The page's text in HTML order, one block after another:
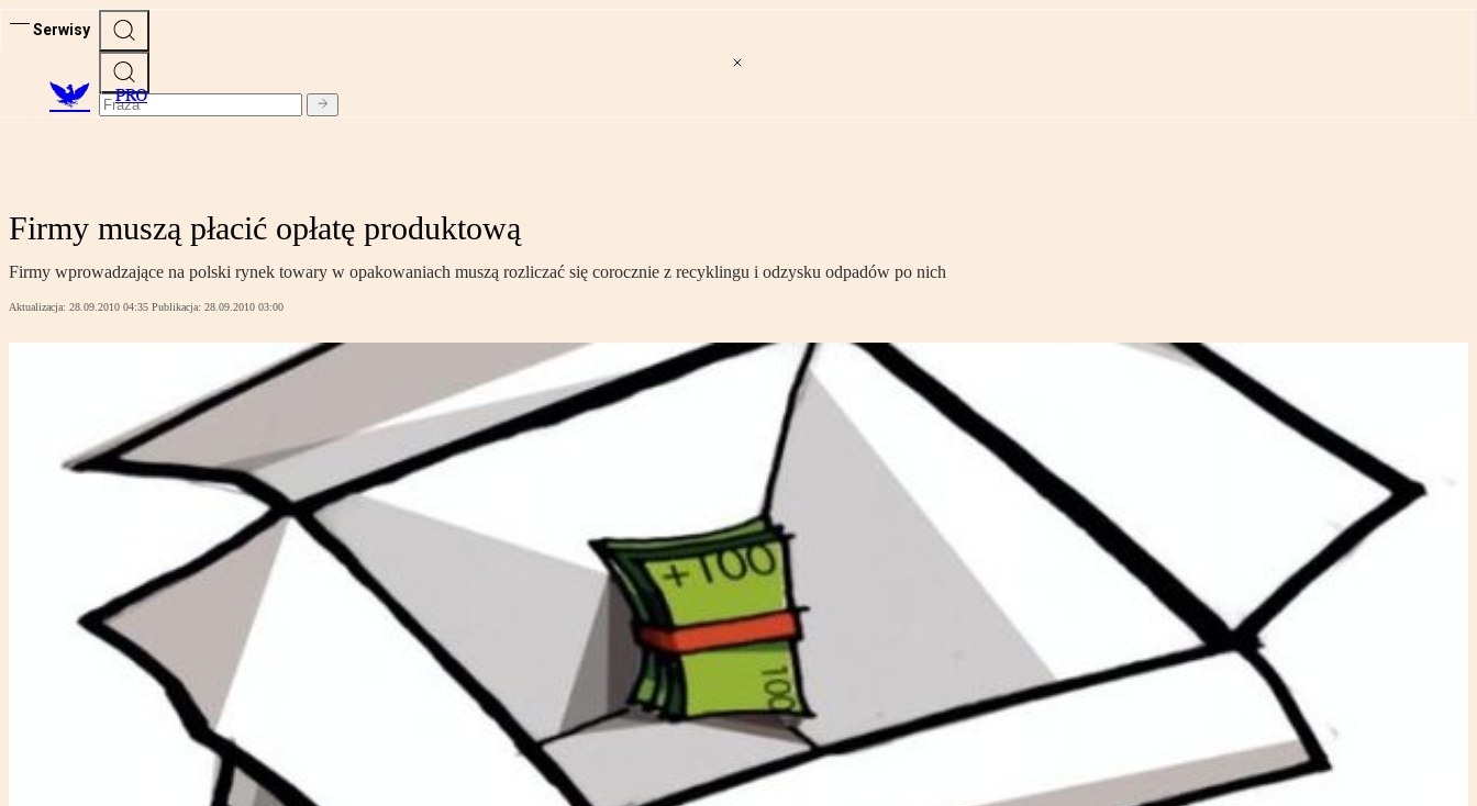
Serwisy
PRO
Firmy muszą płacić opłatę produktową
Firmy wprowadzające na polski rynek towary w opakowaniach muszą rozliczać się corocznie z recyklingu i odzysku odpadów po nich
Aktualizacja: 28.09.2010 04:35 Publikacja: 28.09.2010 03:00